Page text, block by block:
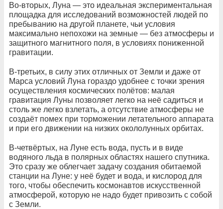
Во-вторых, Луна — это идеальная экспериментальная
площадка для исследований возможностей людей по
пребыванию на другой планете, чьи условия
максимально непохожи на земные — без атмосферы и
защитного магнитного поля, в условиях пониженной
гравитации.
В-третьих, в силу этих отличных от Земли и даже от
Марса условий Луна гораздо удобнее с точки зрения
осуществления космических полётов: малая
гравитация Луны позволяет легко на неё садиться и
столь же легко взлетать, а отсутствие атмосферы не
создаёт помех при торможении летательного аппарата
и при его движении на низких окололунных орбитах.
В-четвёртых, на Луне есть вода, пусть и в виде
водяного льда в полярных областях нашего спутника.
Это сразу же облегчает задачу создания обитаемой
станции на Луне: у неё будет и вода, и кислород для
того, чтобы обеспечить космонавтов искусственной
атмосферой, которую не надо будет привозить с собой
с Земли.